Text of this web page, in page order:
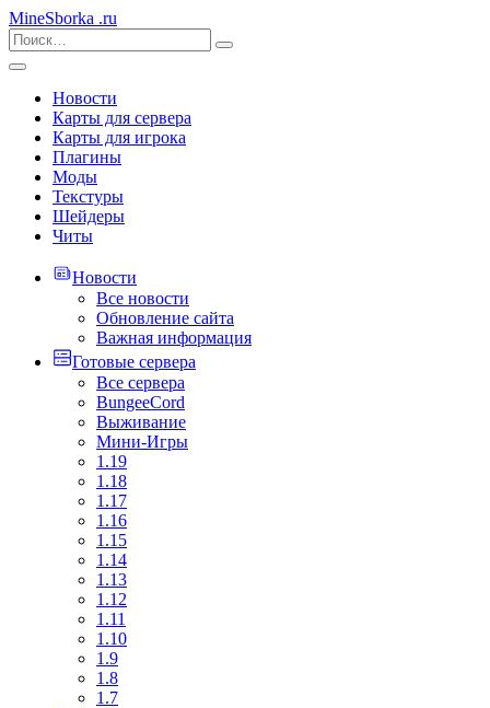
MineSborka .ru
Новости
Карты для сервера
Карты для игрока
Плагины
Моды
Текстуры
Шейдеры
Читы
Новости
Все новости
Обновление сайта
Важная информация
Готовые сервера
Все сервера
BungeeCord
Выживание
Мини-Игры
1.19
1.18
1.17
1.16
1.15
1.14
1.13
1.12
1.11
1.10
1.9
1.8
1.7